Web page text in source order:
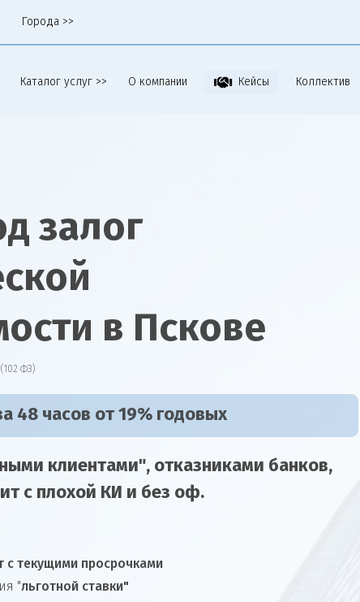
Города >>
Каталог услуг >> О компании Кейсы Коллектив
залог
в Пскове
ФЗ)
48 часов от 19% годовых
клиентами", отказниками банков,
с плохой КИ и без оф.
с текущими просрочками
"льготной ставки"